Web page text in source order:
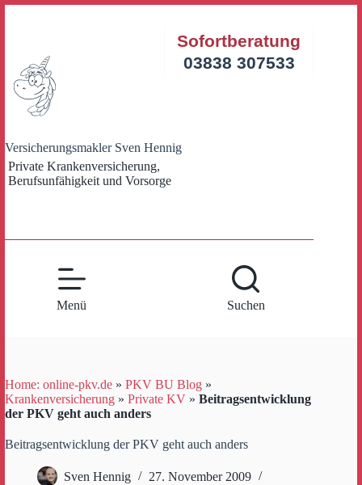
Versicherungsmakler Sven Hennig
Private Krankenversicherung,
Berufsunfähigkeit und Vorsorge
Sofortberatung
03838 307533
Menü Suchen
Home: online-pkv.de » PKV BU Blog »
Krankenversicherung » Private KV » Beitragsentwicklung
der PKV geht auch anders
Beitragsentwicklung der PKV geht auch anders
Sven Hennig
27. November 2009